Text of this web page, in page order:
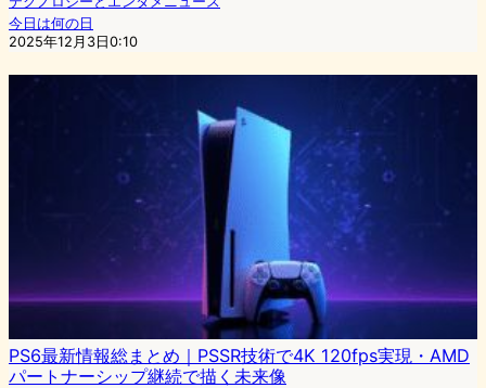
今日は何の日
2025年12月3日0:10
PS6最新情報総まとめ｜PSSR技術で4K 120fps実現・AMD
パートナーシップ継続で描く未来像